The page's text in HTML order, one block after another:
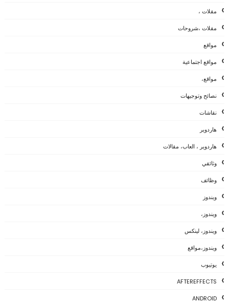
مقلات ،
مقلات ،شروحات
مواقع
مواقع اجتماعية
مواقع،
نصائح وتوجيهات
نقاشات
هاردوير
هاردوير ، العاب، مقالات
وثائقي
وظائف
ويندوز
ويندوز،
ويندوز، لينكس
ويندوز،مواقع
يوتيوب
AFTEREFFECTS
ANDROID